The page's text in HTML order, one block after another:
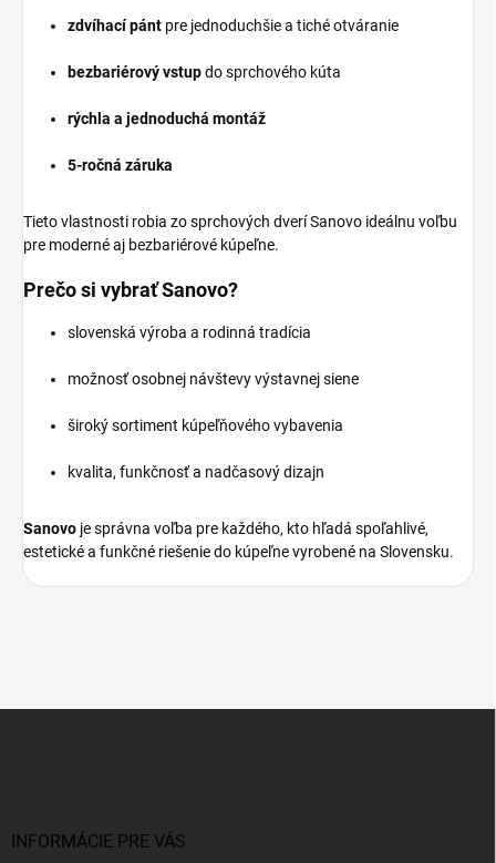
zdvíhací pánt pre jednoduchšie a tiché otváranie
bezbariérový vstupdo sprchového kúta
rýchla a jednoduchá montáž
5-ročná záruka
Tieto vlastnosti robia zo sprchových dverí Sanovo ideálnu voľbu
pre moderné aj bezbariérové kúpeľne.
Prečo si vybrať Sanovo?
slovenská výroba a rodinná tradícia
možnosť osobnej návštevy výstavnej siene
široký sortiment kúpeľňového vybavenia
kvalita, funkčnosť a nadčasový dizajn
Sanovo je správna voľba pre každého, kto hľadá spoľahlivé,
estetické a funkčné riešenie do kúpeľne vyrobené na Slovensku.
INFORMÁCIE PRE VÁS